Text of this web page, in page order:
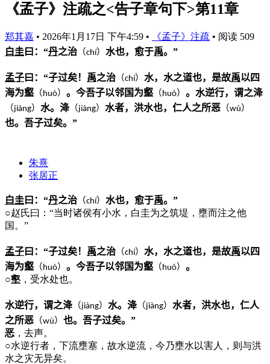
《孟子》注疏之<告子章句下>第11章
郑其嘉 • 2026年1月17日 下午4:59 • 《孟子》注疏 • 阅读 509
白圭曰：“丹之治 （chí） 水也，愈于禹。”
孟子曰：“子过矣！ 禹之治 （chí） 水，水之道也，是故禹以四
海为壑（ huò） 。今吾子以邻国为壑（ huò） 。水逆行，谓之洚
（ jiàng） 水。洚（ jiàng） 水者，洪水也，仁人之所恶 （wù ）
也。吾子过矣。”
朱熹
张居正
白圭曰：“丹之治 （chí） 水也，愈于禹。”
○赵氏曰：“当时诸侯有小水，白圭为之筑堤，壅而注之他
国。”
孟子曰：“子过矣！ 禹之治 （chí） 水，水之道也，是故禹以四
海为壑（ huò） 。今吾子以邻国为壑（ huò） 。
○壑，受水处也。
水逆行，谓之洚（ jiàng） 水。洚（ jiàng） 水者，洪水也，仁人
之所恶 （wù ） 也。吾子过矣。”
恶 ，去声。
○水逆行者，下流壅塞，故水逆流，今乃壅水以害人，则与洪
水之灾无异矣。